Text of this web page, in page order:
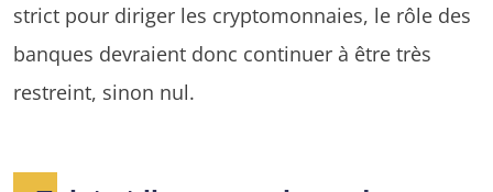
strict pour diriger les cryptomonnaies, le rôle des
banques devraient donc continuer à être très
restreint, sinon nul.